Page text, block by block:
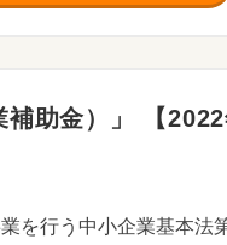
助金）」 【2022